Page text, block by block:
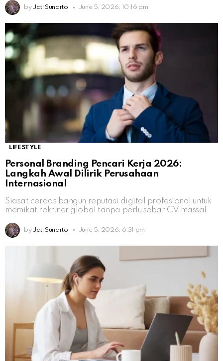
by Jati Sunarto June 5, 2026, 10:16 pm
LIFESTYLE
Personal Branding Pencari Kerja 2026:
Langkah Awal Dilirik Perusahaan
Internasional
Siasat cerdas bangun reputasi digital profesional untuk
memikat rekruter global tanpa perlu sebar CV massal
by Jati Sunarto June 5, 2026, 6:31 pm